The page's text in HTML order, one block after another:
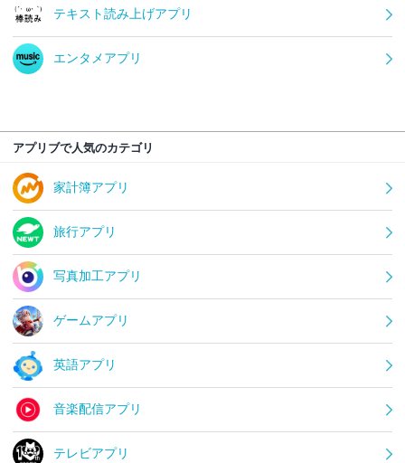
テキスト読み上げアプリ
エンタメアプリ
アプリブで人気のカテゴリ
家計簿アプリ
旅行アプリ
写真加工アプリ
ゲームアプリ
英語アプリ
音楽配信アプリ
テレビアプリ